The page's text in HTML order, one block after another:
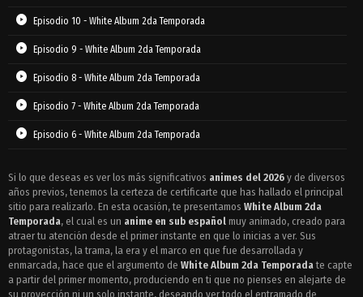
Episodio 10 - White Album 2da Temporada
Episodio 9 - White Album 2da Temporada
Episodio 8 - White Album 2da Temporada
Episodio 7 - White Album 2da Temporada
Episodio 6 - White Album 2da Temporada
Episodio 4 - White Album 2da Temporada
Episodio 3 - White Album 2da Temporada
Episodio 2 - White Album 2da Temporada
Episodio 1 - White Album 2da Temporada
Si lo que deseas es ver los más significativos animes del 2026 y de diversos
años previos, tenemos la certeza de certificarte que has hallado el principal
sitio para realizarlo. En esta ocasión, te presentamos White Album 2da
Temporada, el cual es un anime en sub español muy animado, creado para
atraer tu atención desde el primer instante en que lo inicias a ver. Sus
protagonistas, la trama, la era y el marco en que fue desarrollada y
enmarcada, hace que el argumento de White Album 2da Temporada te capte
a partir del primer momento, produciendo en ti que no pienses en alejarte de
su proyección ni un solo instante, deseando ver todo el entramado de